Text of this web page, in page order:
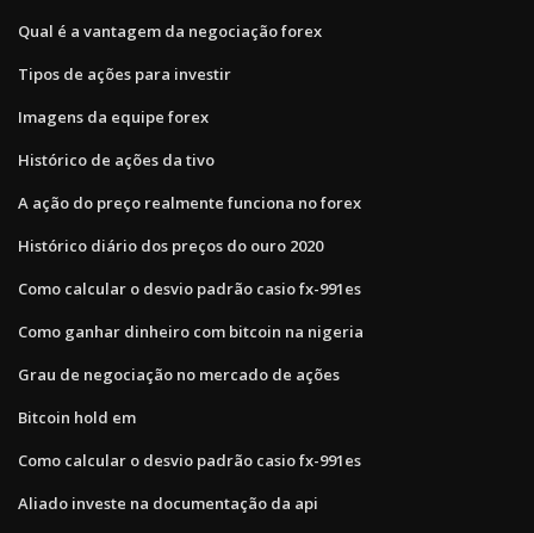
Qual é a vantagem da negociação forex
Tipos de ações para investir
Imagens da equipe forex
Histórico de ações da tivo
A ação do preço realmente funciona no forex
Histórico diário dos preços do ouro 2020
Como calcular o desvio padrão casio fx-991es
Como ganhar dinheiro com bitcoin na nigeria
Grau de negociação no mercado de ações
Bitcoin hold em
Como calcular o desvio padrão casio fx-991es
Aliado investe na documentação da api